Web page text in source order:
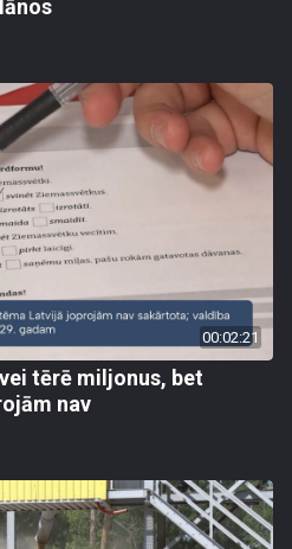
00:02:21
tērē miljonus, bet
nav